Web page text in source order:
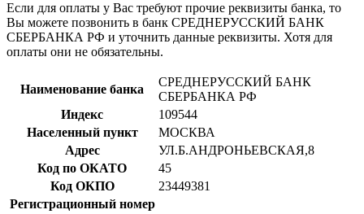
Если для оплаты у Вас требуют прочие реквизиты банка, то
Вы можете позвонить в банк СРЕДНЕРУССКИЙ БАНК
СБЕРБАНКА РФ и уточнить данные реквизиты. Хотя для
оплаты они не обязательны.
Наименование банка
СРЕДНЕРУССКИЙ БАНК
СБЕРБАНКА РФ
Индекс
109544
Населенный пункт
МОСКВА
Адрес
УЛ.Б.АНДРОНЬЕВСКАЯ,8
Код по ОКАТО
45
Код ОКПО
23449381
Регистрационный номер